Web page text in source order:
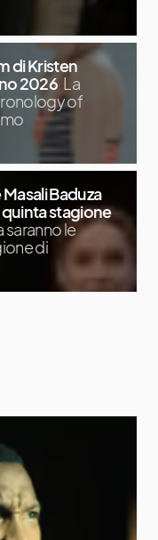
di Kristen
2026 La
of
Baduza
stagione
saranno le
di